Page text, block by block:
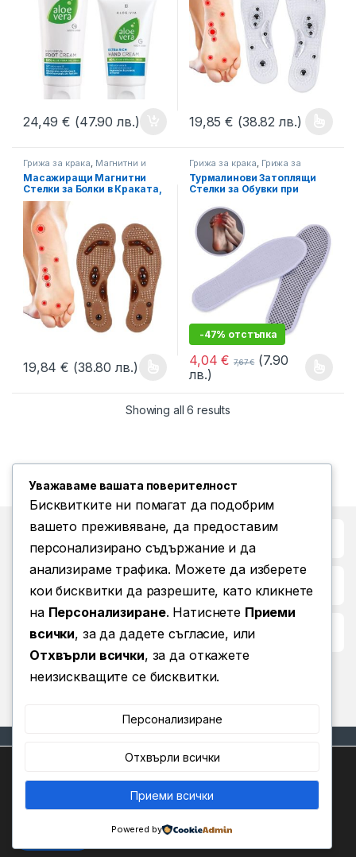
24,49€ (47.90 лв.) 19,85€ (38.82 лв.)
This product has multiple
Грижа за крака, Магнитни и
Турмалинови решения
Схващания, Масажи
Масажиращи Магнитни
Стелки за Болки в Краката,
8 Магнита, Цвят Кафяв,
Код: MS-002
19,84€ (38.80 лв.)
This product has multiple variants. The options may be chosen
Грижа за крака, Грижа за
тялото Магнитни и
Турмалинови решения,
Схващания, Масажи
Турмалинови Затоплящи
Стелки за Обувки при
Код: TS-001
-47% отстъпка
4,04€ 7,67€ (7.90
лв.)
This product has multiple
Showing all 6 results
Бърз достъп до
Повече информация
Условия за ползване
Имате въпроси? Позвънете
(+359) 876 203 111
Уважаваме вашата поверителност
Бисквитките ни помагат да подобрим
вашето преживяване, да предоставим
персонализирано съдържание и да
анализираме трафика. Можете да изберете
кои бисквитки да разрешите, като кликнете
на Персонализиране. Натиснете Приеми
всички, за да дадете съгласие, или
Отхвърли всички, за да откажете
неизискващите се бисквитки.
Персонализиране
Отхвърли всички
Приеми всички
Powered by
Ние използваме бисквитки, за да ви предоставим най-
доброто изживяване на нашия уебсайт.
Можете да научите повече за това кои бисквитки
използваме или да ги изключите вНастройки.